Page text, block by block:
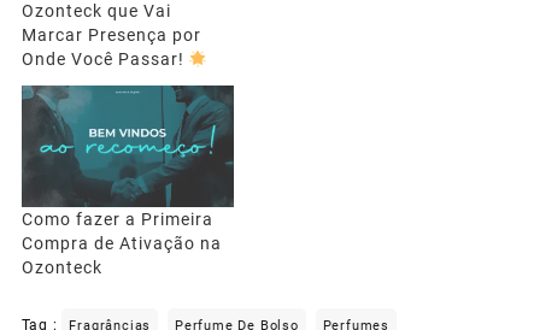
Ozonteck que Vai
Marcar Presença por
Onde Você Passar!
Como fazer a Primeira
Compra de Ativação na
Ozonteck
Tag : Fragrâncias Perfume De Bolso Perfumes